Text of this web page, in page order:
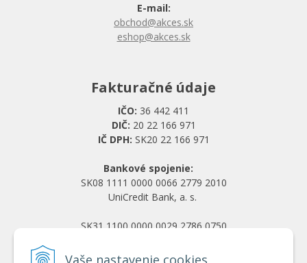
Vaše nastavenie cookies
E-mail:
obchod@akces.sk
eshop@akces.sk
Fakturačné údaje
IČO: 36 442 411
DIČ: 20 22 166 971
IČ DPH: SK20 22 166 971
Bankové spojenie:
SK08 1111 0000 0066 2779 2010
UniCredit Bank, a. s.
SK31 1100 0000 0029 2786 0750